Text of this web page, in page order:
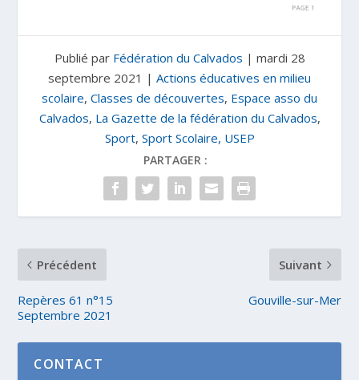
Publié par Fédération du Calvados | mardi 28
septembre 2021 | Actions éducatives en milieu
scolaire, Classes de découvertes, Espace asso du
Calvados, La Gazette de la fédération du Calvados,
Sport, Sport Scolaire, USEP
PARTAGER :
Précédent
Repères 61 n°15
Septembre 2021
Suivant
Gouville-sur-Mer
CONTACT